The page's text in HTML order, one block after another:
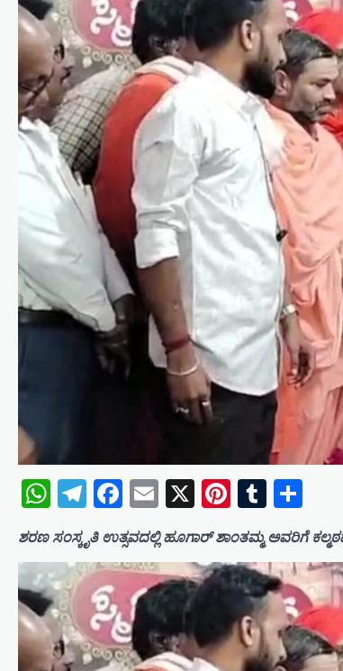
WhatsApp
Telegram
Facebook
Email
X Pinterest
Tumblr
ಶರಣ ಸಂಸ್ಕೃತಿ ಉತ್ಸವದಲ್ಲಿ ಹೂಗಾರ್ ಶಾಂತಮ್ಮ ಅವರಿಗೆ